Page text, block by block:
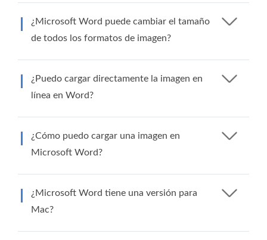
¿Microsoft Word puede cambiar el tamaño
de todos los formatos de imagen?
¿Puedo cargar directamente la imagen en
línea en Word?
¿Cómo puedo cargar una imagen en
Microsoft Word?
¿Microsoft Word tiene una versión para
Mac?